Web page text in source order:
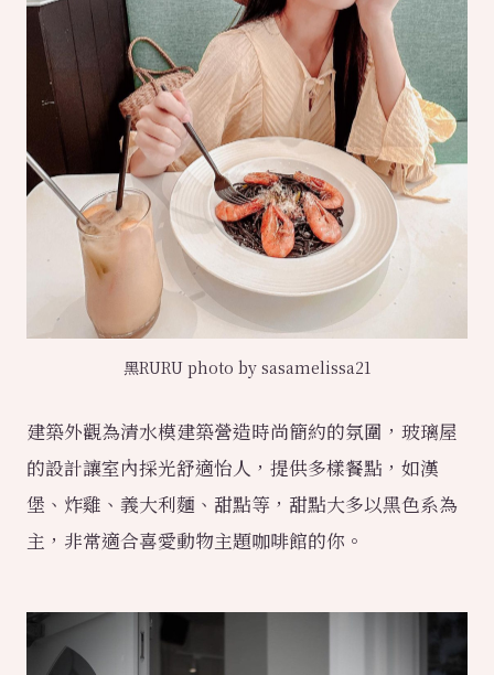
黑RURU photo by sasamelissa21
建築外觀為清水模建築營造時尚簡約的氛圍，玻璃屋
的設計讓室內採光舒適怡人，提供多樣餐點，如漢
堡、炸雞、義大利麵、甜點等，甜點大多以黑色系為
主，非常適合喜愛動物主題咖啡館的你。